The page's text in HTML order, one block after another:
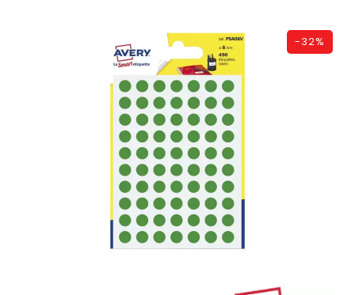
-32%